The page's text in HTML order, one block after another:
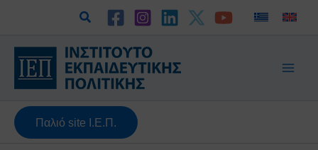
περιεχόμενο
Αναζήτηση
Παλιό site Ι.Ε.Π.